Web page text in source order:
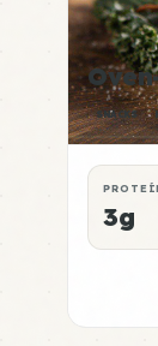
SNACKS
3g